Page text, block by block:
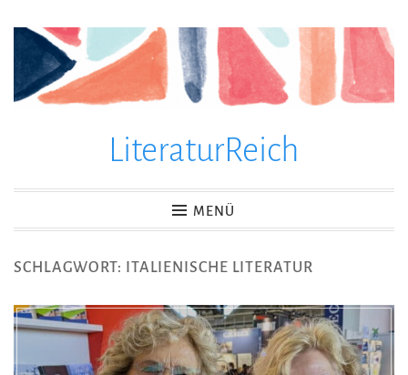
Zum
springen
LiteraturReich
MENÜ
SCHLAGWORT: ITALIENISCHE LITERATUR